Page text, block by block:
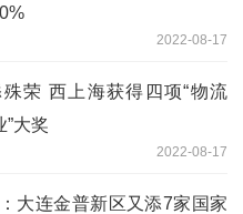
2022-08-17
荣 西上海获得四项“物流
”大奖
2022-08-17
大连金普新区又添7家国家